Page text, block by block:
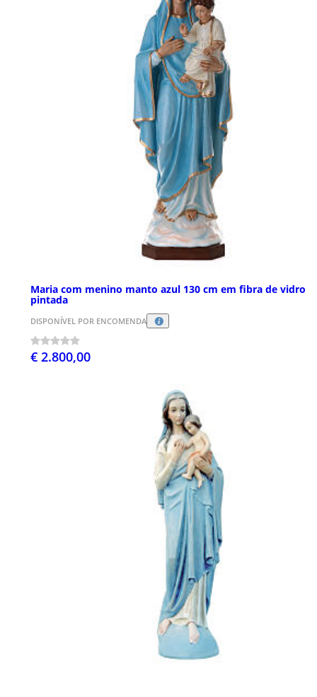
Maria com menino manto azul 130 cm em fibra de vidro
pintada
DISPONÍVEL POR ENCOMENDA
€ 2.800,00